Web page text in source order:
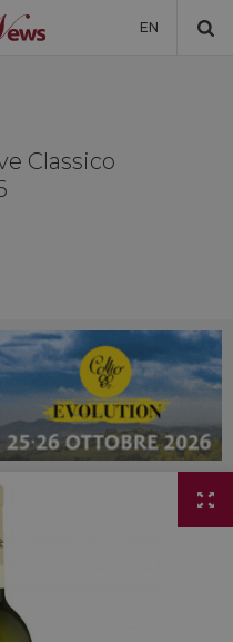
EN
VINO
TV
Classico